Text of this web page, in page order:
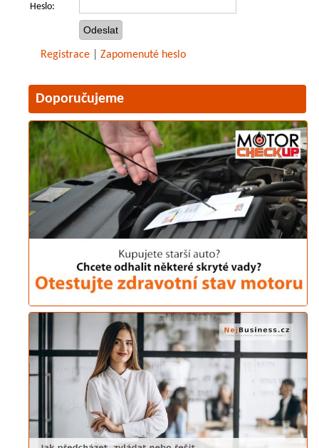
Heslo:
Registrace Zapomenuté heslo
Doporučujeme